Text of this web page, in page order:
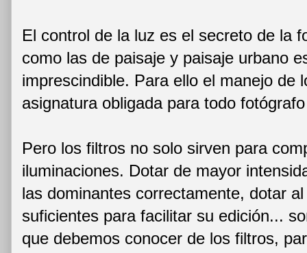
El control de la luz es el secreto de la
como las de paisaje y paisaje urbano
imprescindible. Para ello el manejo de
asignatura obligada para todo
Pero los filtros no solo sirven para
iluminaciones. Dotar de mayor
las dominantes correctamente, dotar
suficientes para facilitar su edición...
que debemos conocer de los filtros,